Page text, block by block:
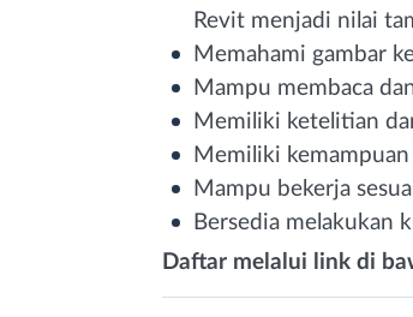
Revit menjadi nilai
Memahami gambar
Mampu membaca
Memiliki ketelitian
Memiliki
Mampu bekerja
Bersedia melakukan
Daftar melalui link di